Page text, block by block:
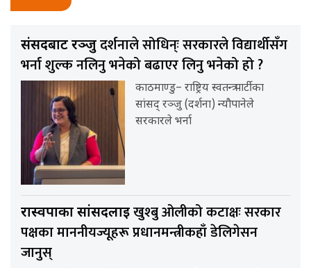
संसदबाट रञ्जुदर्शनाले सोधिन्ः सरकारले विद्यार्थीसँग
भर्ना शुल्क नलिनु भनेको बढाएर लिनु भनेको हो ?
काठमाण्डु– राष्ट्रिय स्वतन्त्र पार्टीका
सांसद् रञ्जु (दर्शना) न्यौपानेले
सरकारले भर्ना
रास्वपाका सांसदलाईखुश्बु ओलीको कटाक्षः सरकार
पक्षका माननीयज्यूहरू प्रधानमन्त्रीकहाँ डेलिगेसन
जानुस्